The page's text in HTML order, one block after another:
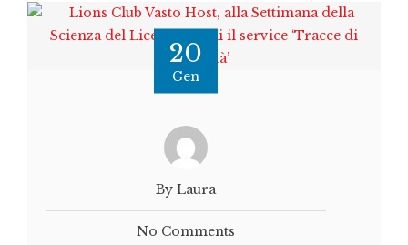
20
Gen
By Laura
No Comments